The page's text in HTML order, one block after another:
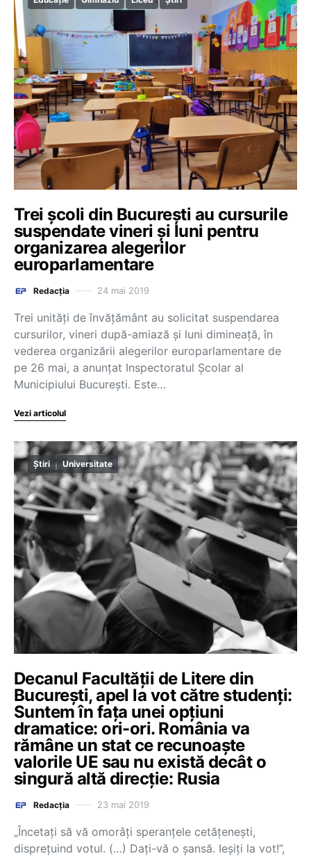
Trei școli din București au cursurile
suspendate vineri și luni pentru
organizarea alegerilor
europarlamentare
Redacția 24 mai 2019
Trei unități de învățământ au solicitat suspendarea
cursurilor, vineri după-amiază și luni dimineață, în
vederea organizării alegerilor europarlamentare de
pe 26 mai, a anunțat Inspectoratul Școlar al
Municipiului București. Este…
Vezi articolul
Știri Universitate
Decanul Facultății de Litere din
București, apel la vot către studenți:
Suntem în fața unei opțiuni
dramatice: ori-ori. România va
rămâne un stat ce recunoaște
valorile UE sau nu există decât o
singură altă direcţie: Rusia
Redacția 23 mai 2019
„Încetaţi să vă omorâţi speranţele cetăţeneşti,
dispreţuind votul. (…) Daţi-vă o şansă. Ieşiţi la vot!”,